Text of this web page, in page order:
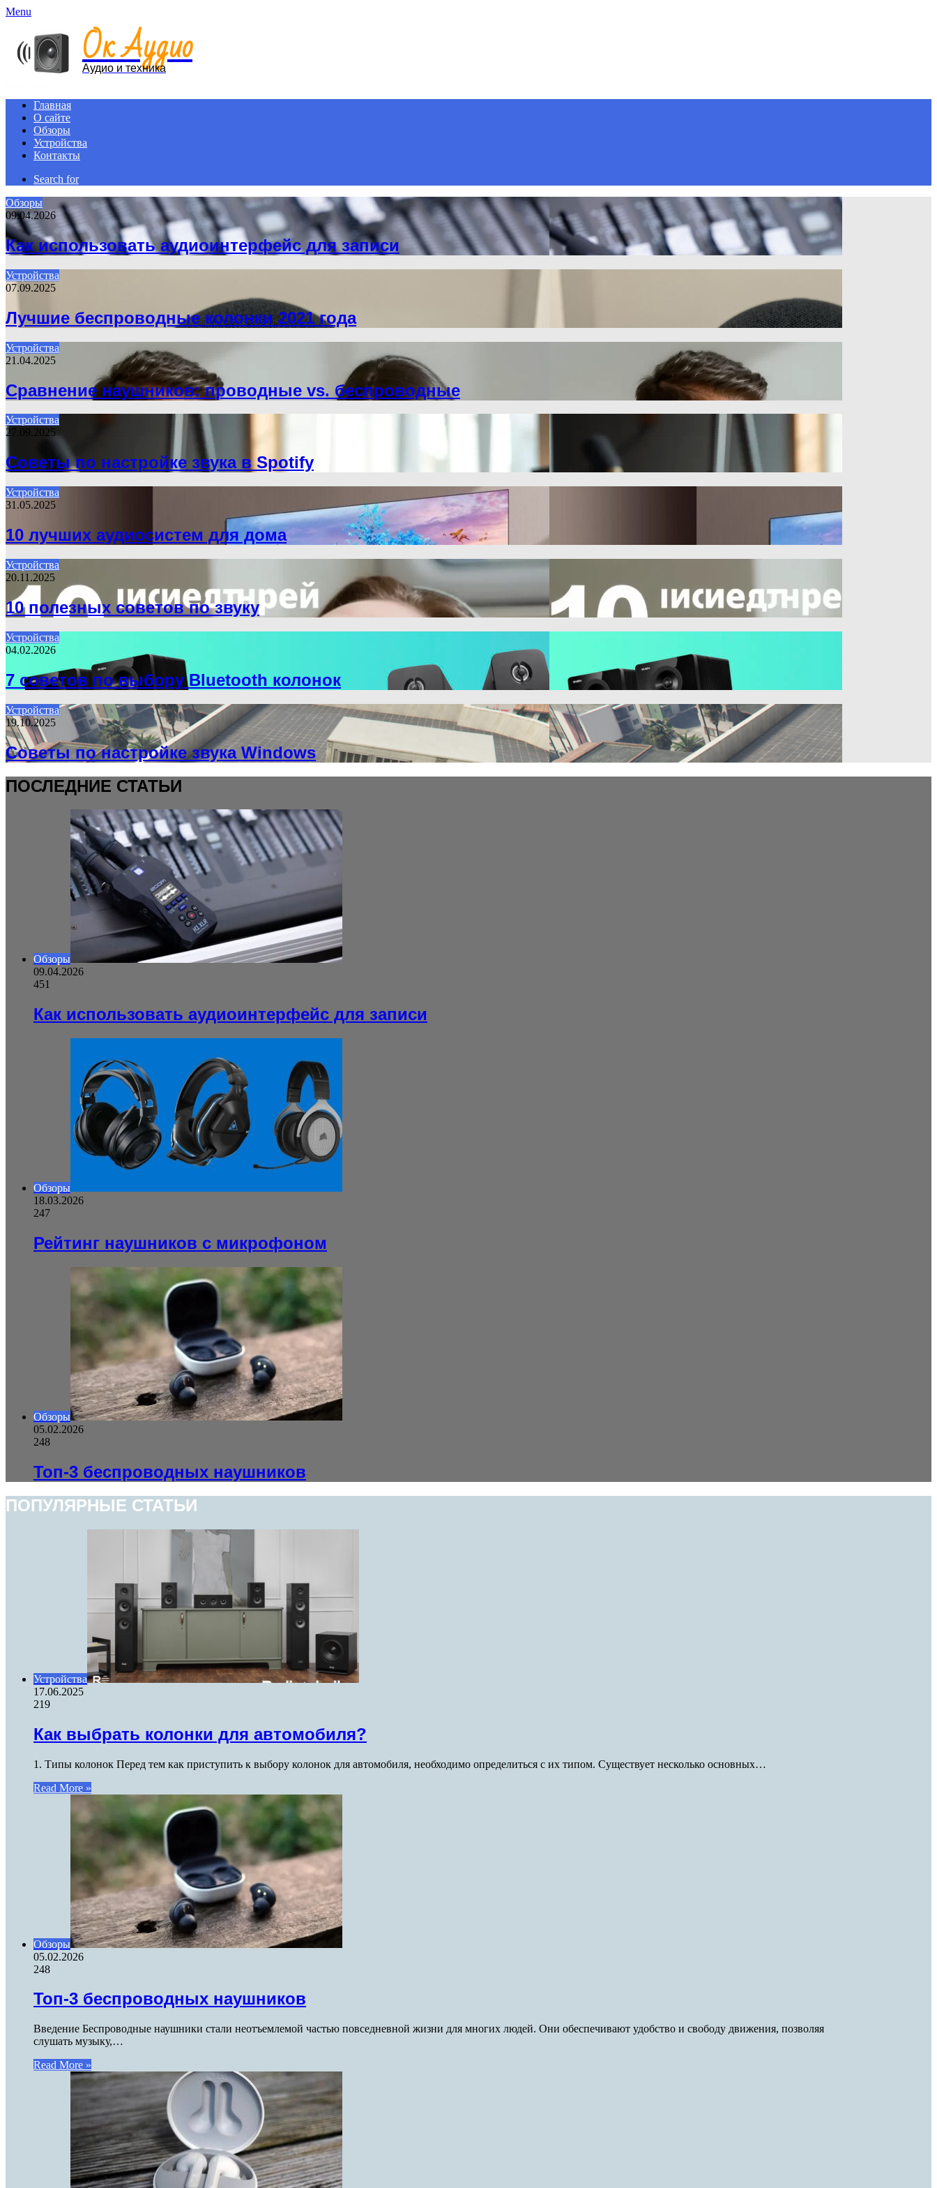
Menu
Ок Аудио
Аудио и техника
Главная
О сайте
Обзоры
Устройства
Контакты
Search for
Обзоры
09.04.2026
Как использовать аудиоинтерфейс для записи
Устройства
07.09.2025
Лучшие беспроводные колонки 2021 года
Устройства
21.04.2025
Сравнение наушников: проводные vs. беспроводные
Устройства
27.09.2025
Советы по настройке звука в Spotify
Устройства
31.05.2025
10 лучших аудиосистем для дома
Устройства
20.11.2025
10 полезных советов по звуку
Устройства
04.02.2026
7 советов по выбору Bluetooth колонок
Устройства
19.10.2025
Советы по настройке звука Windows
ПОСЛЕДНИЕ СТАТЬИ
Обзоры
09.04.2026
451
Как использовать аудиоинтерфейс для записи
Обзоры
18.03.2026
247
Рейтинг наушников с микрофоном
Обзоры
05.02.2026
248
Топ-3 беспроводных наушников
ПОПУЛЯРНЫЕ СТАТЬИ
Устройства
17.06.2025
219
Как выбрать колонки для автомобиля?
1. Типы колонок Перед тем как приступить к выбору колонок для автомобиля, необходимо определиться с их типом. Существует несколько основных…
Read More »
Обзоры
05.02.2026
248
Топ-3 беспроводных наушников
Введение Беспроводные наушники стали неотъемлемой частью повседневной жизни для многих людей. Они обеспечивают удобство и свободу движения, позволяя
слушать музыку,…
Read More »